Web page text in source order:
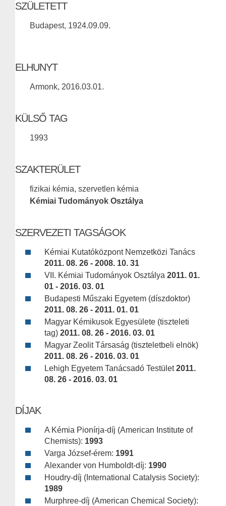
SZÜLETETT
Budapest, 1924.09.09.
ELHUNYT
Armonk, 2016.03.01.
KÜLSŐ TAG
1993
SZAKTERÜLET
fizikai kémia, szervetlen kémia
Kémiai Tudományok Osztálya
SZERVEZETI TAGSÁGOK
Kémiai Kutatóközpont Nemzetközi Tanács
2011. 08. 26 - 2008. 10. 31
VII. Kémiai Tudományok Osztálya 2011. 01.
01 - 2016. 03. 01
Budapesti Műszaki Egyetem (díszdoktor)
2011. 08. 26 - 2011. 01. 01
Magyar Kémikusok Egyesülete (tiszteleti
tag) 2011. 08. 26 - 2016. 03. 01
Magyar Zeolit Társaság (tiszteletbeli elnök)
2011. 08. 26 - 2016. 03. 01
Lehigh Egyetem Tanácsadó Testület2011.
08. 26 - 2016. 03. 01
DÍJAK
A Kémia Pionírja-díj (American Institute of
Chemists): 1993
Varga József-érem: 1991
Alexander von Humboldt-díj: 1990
Houdry-díj (International Catalysis Society):
1989
Murphree-díj (American Chemical Society):